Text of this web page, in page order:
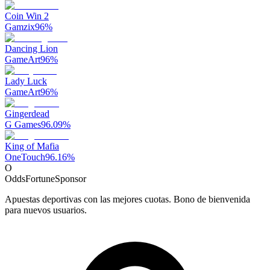
Coin Win 2
Gamzix96%
Dancing Lion
GameArt96%
Lady Luck
GameArt96%
Gingerdead
G Games96.09%
King of Mafia
OneTouch96.16%
O
OddsFortuneSponsor
Apuestas deportivas con las mejores cuotas. Bono de bienvenida
para nuevos usuarios.